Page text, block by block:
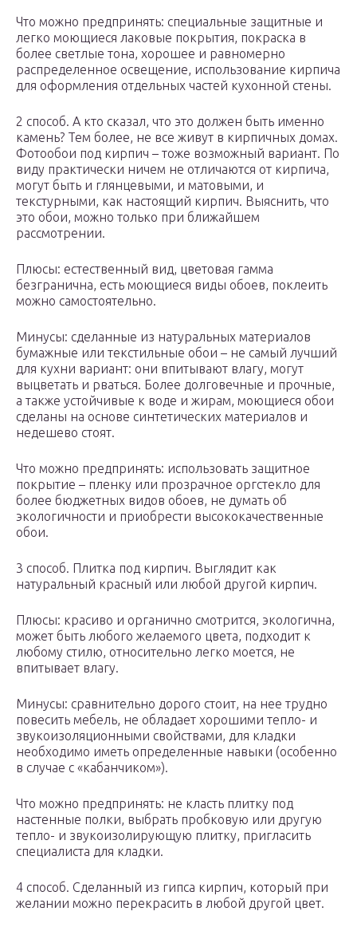
Что можно предпринять: специальные защитные и
легко моющиеся лаковые покрытия, покраска в
более светлые тона, хорошее и равномерно
распределенное освещение, использование кирпича
для оформления отдельных частей кухонной стены.
2 способ. А кто сказал, что это должен быть именно
камень? Тем более, не все живут в кирпичных домах.
Фотообои под кирпич – тоже возможный вариант. По
виду практически ничем не отличаются от кирпича,
могут быть и глянцевыми, и матовыми, и
текстурными, как настоящий кирпич. Выяснить, что
это обои, можно только при ближайшем
рассмотрении.
Плюсы: естественный вид, цветовая гамма
безгранична, есть моющиеся виды обоев, поклеить
можно самостоятельно.
Минусы: сделанные из натуральных материалов
бумажные или текстильные обои – не самый лучший
для кухни вариант: они впитывают влагу, могут
выцветать и рваться. Более долговечные и прочные,
а также устойчивые к воде и жирам, моющиеся обои
сделаны на основе синтетических материалов и
недешево стоят.
Что можно предпринять: использовать защитное
покрытие – пленку или прозрачное оргстекло для
более бюджетных видов обоев, не думать об
экологичности и приобрести высококачественные
обои.
3 способ. Плитка под кирпич. Выглядит как
натуральный красный или любой другой кирпич.
Плюсы: красиво и органично смотрится, экологична,
может быть любого желаемого цвета, подходит к
любому стилю, относительно легко моется, не
впитывает влагу.
Минусы: сравнительно дорого стоит, на нее трудно
повесить мебель, не обладает хорошими тепло- и
звукоизоляционными свойствами, для кладки
необходимо иметь определенные навыки (особенно
в случае с «кабанчиком»).
Что можно предпринять: не класть плитку под
настенные полки, выбрать пробковую или другую
тепло- и звукоизолирующую плитку, пригласить
специалиста для кладки.
4 способ. Сделанный из гипса кирпич, который при
желании можно перекрасить в любой другой цвет.